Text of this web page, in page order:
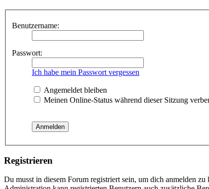
Benutzername:
Passwort:
Ich habe mein Passwort vergessen
Angemeldet bleiben
Meinen Online-Status während dieser Sitzung
Registrieren
Du musst in diesem Forum registriert sein, um dich anmelden